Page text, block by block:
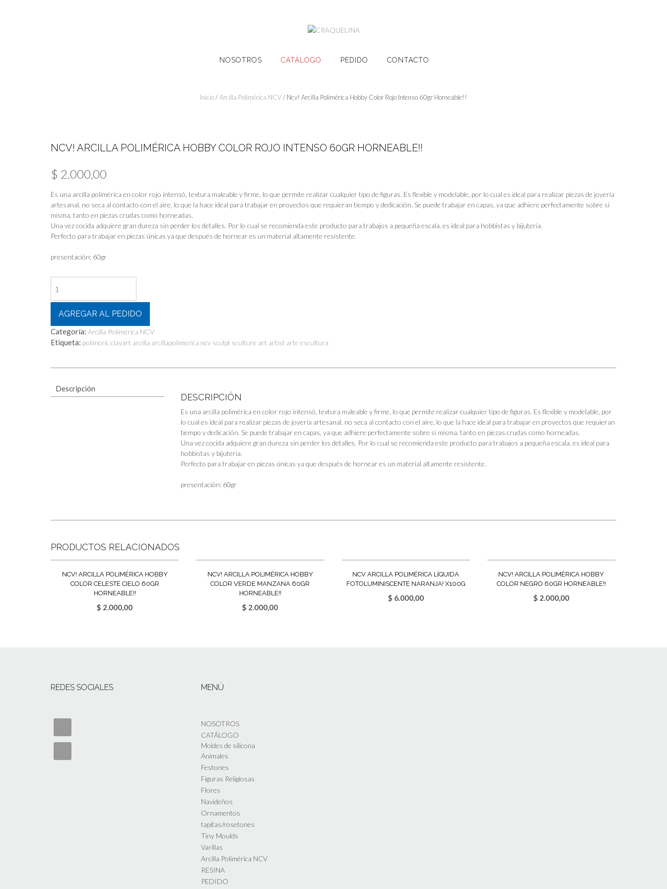
NOSOTROS CATÁLOGO PEDIDO CONTACTO
Inicio/Arcilla Polimérica NCV/ Ncv! Arcilla Polimérica Hobby Color Rojo Intenso 60gr Horneable!!
NCV! ARCILLA POLIMÉRICA HOBBY COLOR ROJO INTENSO 60GR HORNEABLE!!
$ 2.000,00
Es una arcilla polimérica en color rojo intensó, textura maleable y firme, lo que permite realizar cualquier tipo de figuras. Es flexible y modelable, por lo cual es ideal para realizar piezas de joyería
artesanal. no seca al contacto con el aire, lo que la hace ideal para trabajar en proyectos que requieran tiempo y dedicación. Se puede trabajar en capas, ya que adhiere perfectamente sobre sí
misma, tanto en piezas crudas como horneadas.
Una vez cocida adquiere gran dureza sin perder los detalles. Por lo cual se recomienda este producto para trabajos a pequeña escala. es ideal para hobbistas y bijuteria.
Perfecto para trabajar en piezas únicas ya que después de hornear es un material altamente resistente.
presentación: 60gr
Arcilla
Polimérica
Hobby
Rojo
Intenso
AGREGAR AL PEDIDO
Categoría: Arcilla Polimérica NCV
Etiqueta: polimeric clayart arcilla arcillapolimerica ncv sculpt sculture art artist arte escultura
Descripción
DESCRIPCIÓN
Es una arcilla polimérica en color rojo intensó, textura maleable y firme, lo que permite realizar cualquier tipo de figuras. Es flexible y modelable, por
lo cual es ideal para realizar piezas de joyería artesanal. no seca al contacto con el aire, lo que la hace ideal para trabajar en proyectos que requieran
tiempo y dedicación. Se puede trabajar en capas, ya que adhiere perfectamente sobre sí misma, tanto en piezas crudas como horneadas.
Una vez cocida adquiere gran dureza sin perder los detalles. Por lo cual se recomienda este producto para trabajos a pequeña escala. es ideal para
hobbistas y bijuteria.
Perfecto para trabajar en piezas únicas ya que después de hornear es un material altamente resistente.
presentación: 60gr
PRODUCTOS RELACIONADOS
NCV! ARCILLA POLIMÉRICA HOBBY
COLOR CELESTE CIELO 60GR
HORNEABLE!!
$ 2.000,00
NCV! ARCILLA POLIMÉRICA HOBBY
COLOR VERDE MANZANA 60GR
HORNEABLE!!
$ 2.000,00
NCV ARCILLA POLIMÉRICA LÍQUIDA
FOTOLUMINISCENTE NARANJA! X100G
$ 6.000,00
NCV! ARCILLA POLIMÉRICA HOBBY
COLOR NEGRO 60GR HORNEABLE!!
$ 2.000,00
REDES SOCIALES MENÚ
NOSOTROS
CATÁLOGO
Moldes de silicona
Animales
Festones
Figuras Religiosas
Flores
Navideños
Ornamentos
tapitas/rosetones
Tiny Moulds
Varillas
Arcilla Polimérica NCV
RESINA
PEDIDO